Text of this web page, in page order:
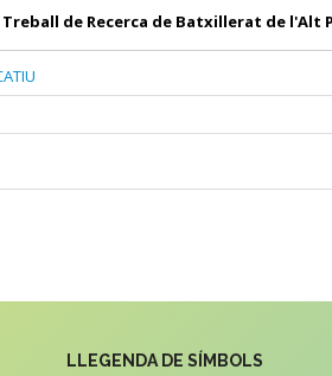
Treball de Recerca de Batxillerat de l'Alt
LLEGENDA DE SÍMBOLS